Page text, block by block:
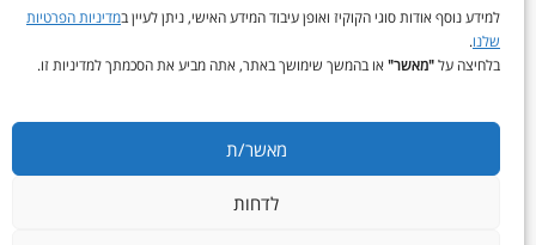
למידע נוסף אודות סוגי הקוקיז ואופן עיבוד המידע האישי, ניתן לעיין במדיניות הפרטיות
שלנו.
בלחיצה על"מאשר"או בהמשך שימושך באתר, אתה מביע את הסכמתך למדיניות זו.
מאשר/ת
לדחות